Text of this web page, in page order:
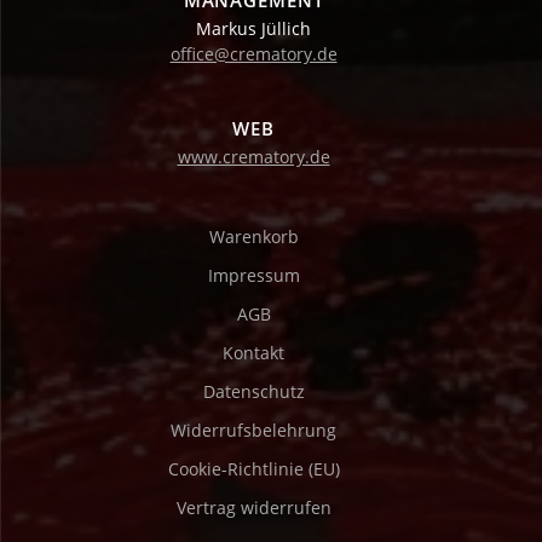
Markus Jüllich
office@crematory.de
WEB
www.crematory.de
Warenkorb
Impressum
AGB
Kontakt
Datenschutz
Widerrufsbelehrung
Cookie-Richtlinie (EU)
Vertrag widerrufen